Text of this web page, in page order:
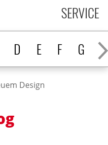
D E F G H
SERVICE
Design